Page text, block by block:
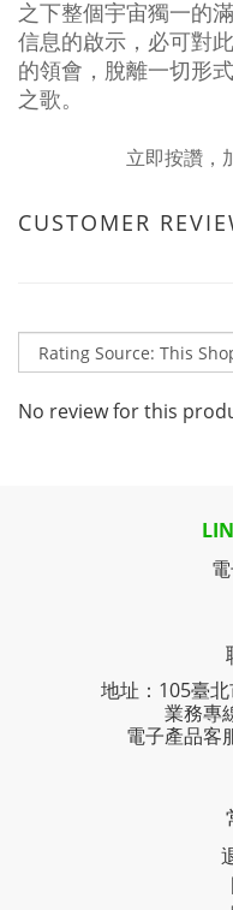
之下整個宇宙獨一的
信息的啟示，必可對
的領會，脫離一切形
之歌。
立即按讚，
CUSTOMER
No review for this
地址：105臺
業務專
電子產品客